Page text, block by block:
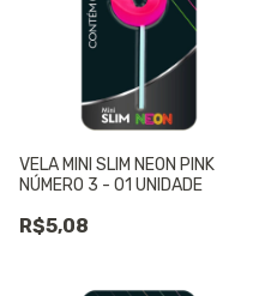
VELA MINI SLIM NEON PINK
NÚMERO 3 - 01 UNIDADE
R$5,08